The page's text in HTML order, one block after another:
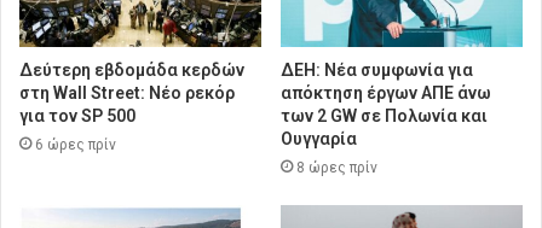
Δεύτερη εβδομάδα κερδών
στη Wall Street: Νέο ρεκόρ
για τον SP 500
6 ώρες πρίν
ΔΕΗ: Νέα συμφωνία για
απόκτηση έργων ΑΠΕ άνω
των 2 GW σε Πολωνία και
Ουγγαρία
8 ώρες πρίν